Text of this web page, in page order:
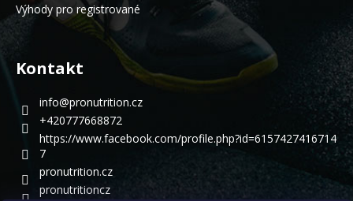
Výhody pro registrované
Kontakt
info@pronutrition.cz
+420777668872
https://www.facebook.com/profile.php?id=6157427416714
7
pronutrition.cz
pronutritioncz